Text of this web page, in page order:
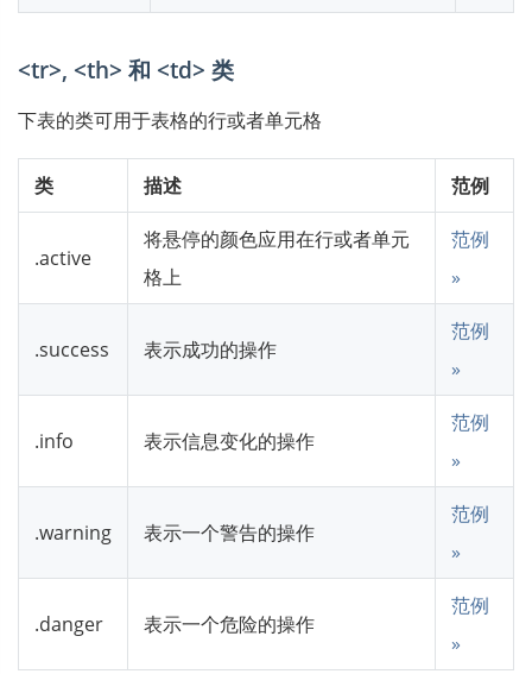
<tr>, <th> 和 <td> 类
下表的类可用于表格的行或者单元格
类 描述 范例
.active
将悬停的颜色应用在行或者单元
格上
范例
»
.success 表示成功的操作
范例
»
.info 表示信息变化的操作
范例
»
.warning 表示一个警告的操作
范例
»
.danger 表示一个危险的操作
范例
»